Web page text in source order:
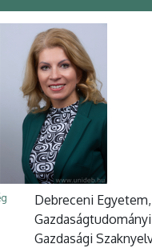
Debreceni Egyetem,
Gazdaságtudományi
Gazdasági